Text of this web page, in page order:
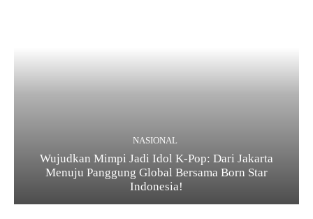
NASIONAL
Wujudkan Mimpi Jadi Idol K-Pop: Dari Jakarta
Menuju Panggung Global Bersama Born Star
Indonesia!